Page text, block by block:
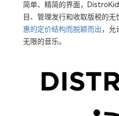
简单、精简的界面，
目、管理发行和收取版税的无
惠的定价结构而脱颖而出，允
无限的音乐。